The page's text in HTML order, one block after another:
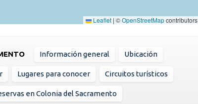
Leaflet | ©OpenStreetMapcontributors
Información general Ubicación
Lugares para conocer Circuitos turísticos
en Colonia del Sacramento